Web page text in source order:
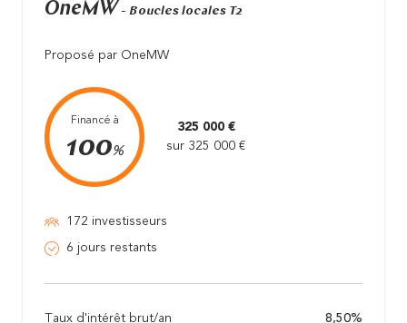
OneMW - Boucles locales T2
Proposé par OneMW
Financé à
100%
325 000 €
sur 325 000 €
172 investisseurs
6 jours restants
Taux d'intérêt brut/an 8,50%